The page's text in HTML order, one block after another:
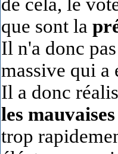
que sont la
Il n'a donc
massive qui a
Il a donc
les
trop